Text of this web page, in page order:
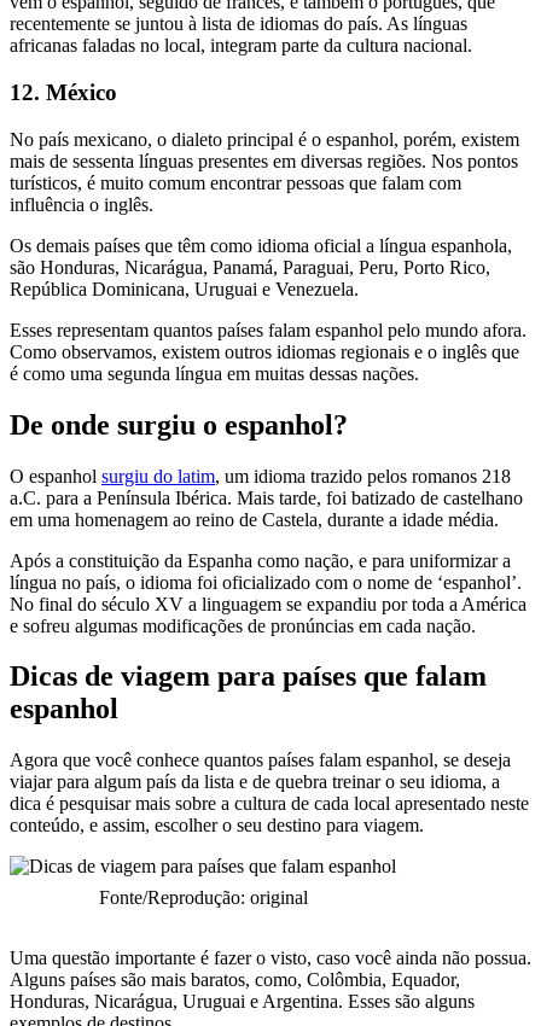
recentemente se juntou à lista de idiomas do país. As línguas
africanas faladas no local, integram parte da cultura nacional.
12. México
No país mexicano, o dialeto principal é o espanhol, porém, existem
mais de sessenta línguas presentes em diversas regiões. Nos pontos
turísticos, é muito comum encontrar pessoas que falam com
influência o inglês.
Os demais países que têm como idioma oficial a língua espanhola,
são Honduras, Nicarágua, Panamá, Paraguai, Peru, Porto Rico,
República Dominicana, Uruguai e Venezuela.
Esses representam quantos países falam espanhol pelo mundo afora.
Como observamos, existem outros idiomas regionais e o inglês que
é como uma segunda língua em muitas dessas nações.
De onde surgiu o espanhol?
O espanhol surgiu do latim, um idioma trazido pelos romanos 218
a.C. para a Península Ibérica. Mais tarde, foi batizado de castelhano
em uma homenagem ao reino de Castela, durante a idade média.
Após a constituição da Espanha como nação, e para uniformizar a
língua no país, o idioma foi oficializado com o nome de ‘espanhol’.
No final do século XV a linguagem se expandiu por toda a América
e sofreu algumas modificações de pronúncias em cada nação.
Dicas de viagem para países que falam
espanhol
Agora que você conhece quantos países falam espanhol, se deseja
viajar para algum país da lista e de quebra treinar o seu idioma, a
dica é pesquisar mais sobre a cultura de cada local apresentado neste
conteúdo, e assim, escolher o seu destino para viagem.
Fonte/Reprodução: original
Uma questão importante é fazer o visto, caso você ainda não possua.
Alguns países são mais baratos, como, Colômbia, Equador,
Honduras, Nicarágua, Uruguai e Argentina. Esses são alguns